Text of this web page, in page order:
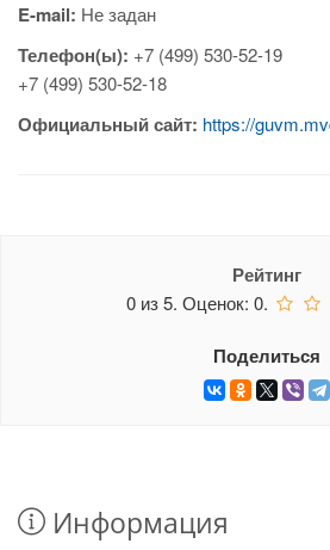
E-mail: Не задан
Телефон(ы): +7 (499) 530-52-19
+7 (499) 530-52-18
Официальный сайт: https://
Рейтинг
0 из5. Оценок:0.
Поделиться
Информация